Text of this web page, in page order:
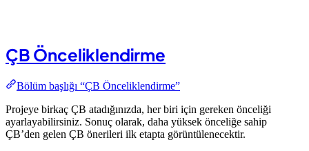
ÇB Önceliklendirme
Bölüm başlığı “ÇB Önceliklendirme”
Projeye birkaç ÇB atadığınızda, her biri için gereken önceliği
ayarlayabilirsiniz. Sonuç olarak, daha yüksek önceliğe sahip
ÇB’den gelen ÇB önerileri ilk etapta görüntülenecektir.